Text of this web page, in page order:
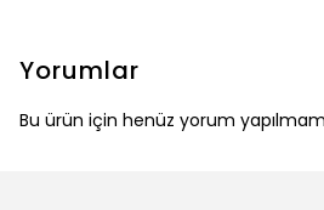
Yorumlar
Bu ürün için henüz yorum